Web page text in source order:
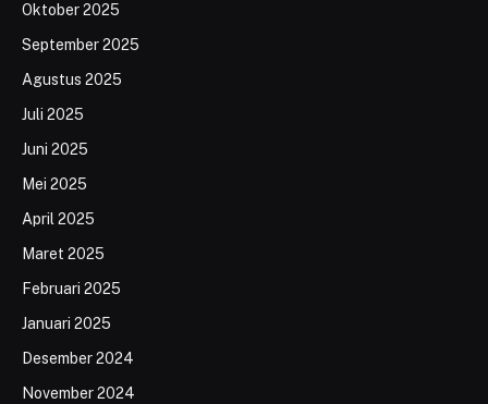
Oktober 2025
September 2025
Agustus 2025
Juli 2025
Juni 2025
Mei 2025
April 2025
Maret 2025
Februari 2025
Januari 2025
Desember 2024
November 2024